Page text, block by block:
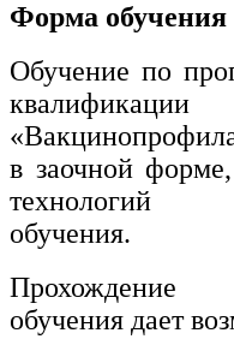
Сервис и
виды искусств
и
дело
Форма обучения
Обучение по
квалификации
в заочной
технологий
обучения.
Прохождение
обучения дает